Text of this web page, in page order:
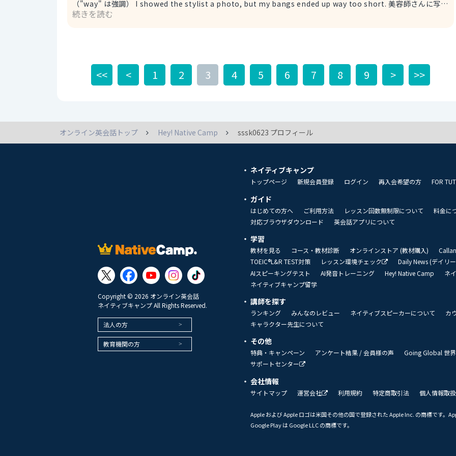
（"way" は強調） I showed the stylist a photo, but my bangs ended up way too short. 美容師さんに写真
を見せたのに、前髪がとても短くなっちゃった。 2. I cut my bangs too short. 前髪切りすぎた。 自分で切っ
続きを読む
<< < 1 2 3 4 5 6 7 8 9 > >>
オンライン英会話トップ Hey! Native Camp sssk0623 プロフィール
Copyright © 2026 オンライン英会話
ネイティブキャンプ All Rights Reserved.
法人の方
教育機関の方
ネイティブキャンプ
トップページ 新規会員登録 ログイン 再入会希望の方 FOR
ガイド
はじめての方へ ご利用方法 レッスン回数無制限について 料金に
対応ブラウザダウンロード
英会話アプリについて
学習
教材を見る コース・教材診断 オンラインストア (教材購入)
TOEIC®L&R TEST対策
レッスン環境チェック Daily News (デイリ
AIスピーキングテスト
AI発音トレーニング Hey! Native Camp ネ
ネイティブキャンプ留学
講師を探す
ランキング みんなのレビュー ネイティブスピーカーについて
カ
キャラクター先生について
その他
特典・キャンペーン アンケート結果 / 会員様の声 Going Global 世
サポートセンター
会社情報
サイトマップ 運営会社 利用規約 特定商取引法 個人情報取
Apple および Apple ロゴは米国その他の国で登録された Apple Inc. の商標です。
Google Play は Google LLC の商標です。